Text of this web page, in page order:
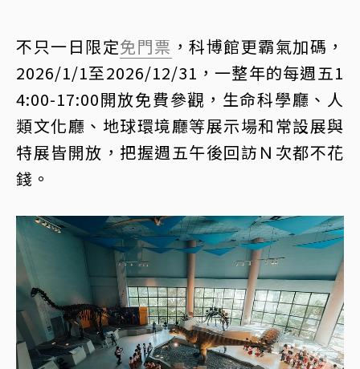
不只一日限定免門票 ，科博館更霸氣加碼，
2026/1/1至2026/12/31，一整年的每週五1
4:00-17:00開放免費參觀，生命科學廳、人
類文化廳、地球環境廳等展示場和常設展與
特展皆開放，把握週五午後回訪Ｎ次都不花
錢。